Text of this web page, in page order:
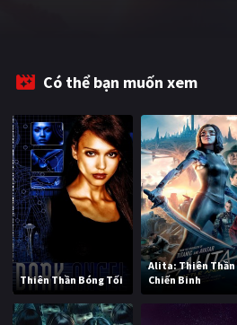
TUYỂN TẬP PHIM
BLOG
Có thể bạn muốn xem
Thiên Thần Bóng Tối
Alita: Thiên Thần
Chiến Binh